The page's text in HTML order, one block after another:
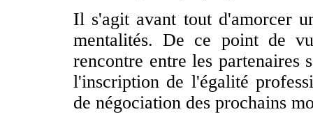
Il s'agit avant tout d'amorcer
mentalités. De ce point de
rencontre entre les
l'inscription de l'égalité
de négociation des prochains